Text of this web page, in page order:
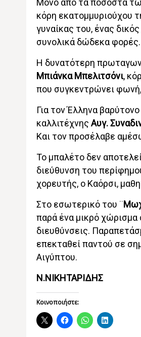
Μόνο από τα ποσοστά
κόρη εκατομμυριούχου
γυναίκας του, ένας
συνολικά δώδεκα φορές.
Η δυνατότερη
Μπιάνκα Μπελιτσόνι,
που συγκεντρώνει φωνή,
Για τον Έλληνα βαρύτονο
καλλιτέχνης Αυγ.
Και τον προσέλαβε
Το μπαλέτο δεν
διεύθυνση του
χορευτής, ο Καόρσι,
Στο εσωτερικό του ¨
παρά ένα μικρό χώρισμα
διευθύνσεις.
επεκταθεί παντού σε
Αιγύπτου.
Ν.ΝΙΚΗΤΑΡΙΔΗΣ
Κοινοποιήστε: